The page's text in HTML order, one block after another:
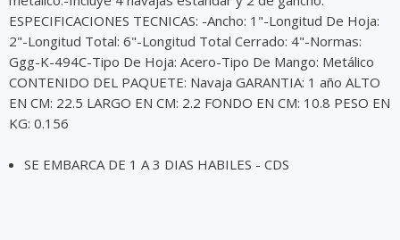
ESPECIFICACIONES TECNICAS: -Ancho: 1"-Longitud De Hoja:
2"-Longitud Total: 6"-Longitud Total Cerrado: 4"-Normas:
Ggg-K-494C-Tipo De Hoja: Acero-Tipo De Mango: Metálico
CONTENIDO DEL PAQUETE: Navaja GARANTIA: 1 año ALTO
EN CM: 22.5 LARGO EN CM: 2.2 FONDO EN CM: 10.8 PESO EN
KG: 0.156
SE EMBARCA DE 1 A 3 DIAS HABILES - CDS